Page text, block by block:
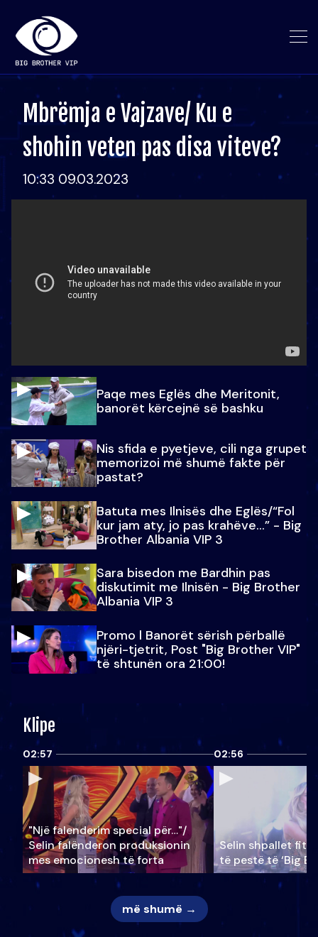
Mbrëmja e Vajzave/ Ku e
shohin veten pas disa viteve?
10:33 09.03.2023
Paqe mes Eglës dhe Meritonit,
banorët kërcejnë së bashku
Nis sfida e pyetjeve, cili nga grupet
memorizoi më shumë fakte për
pastat?
Batuta mes Ilnisës dhe Eglës/“Fol
kur jam aty, jo pas krahëve…” - Big
Brother Albania VIP 3
Sara bisedon me Bardhin pas
diskutimit me Ilnisën - Big Brother
Albania VIP 3
Promo l Banorët sërish përballë
njëri-tjetrit, Post "Big Brother VIP"
të shtunën ora 21:00!
Klipe
02:57
"Një falenderim special për…"/
Selin falënderon produksionin
mes emocionesh të forta
02:56
Selin shpallet
të pestë të ‘Big
më shumë →